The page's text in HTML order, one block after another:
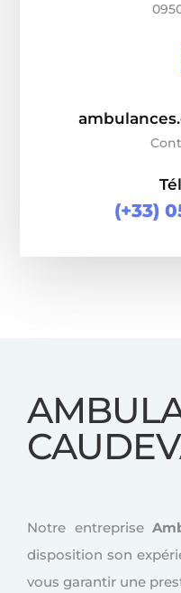
(+33)
Notre entreprise
disposition son
vous garantir une